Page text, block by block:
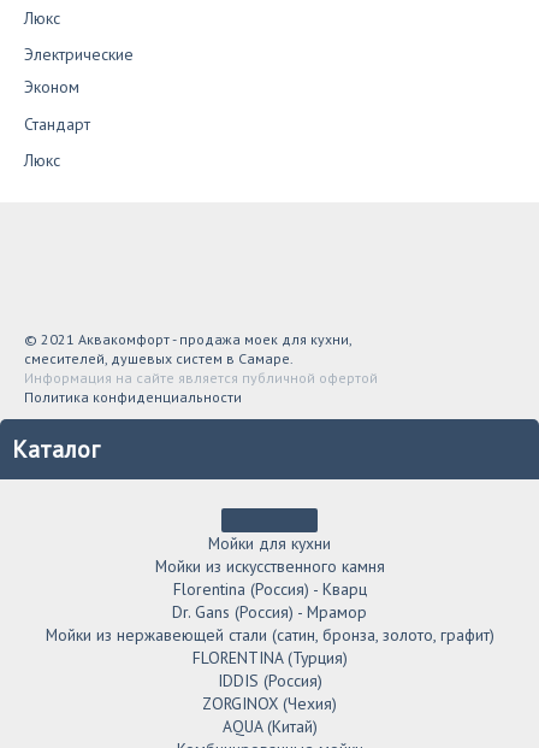
Люкс
Электрические
Эконом
Стандарт
Люкс
© 2021 Аквакомфорт - продажа моек для кухни,
смесителей, душевых систем в Самаре.
Информация на сайте является публичной офертой
Политика конфиденциальности
Каталог
Мойки для кухни
Мойки из искусственного камня
Florentina (Россия) - Кварц
Dr. Gans (Россия) - Мрамор
Мойки из нержавеющей стали (сатин, бронза, золото, графит)
FLORENTINA (Турция)
IDDIS (Россия)
ZORGINOX (Чехия)
AQUA (Китай)